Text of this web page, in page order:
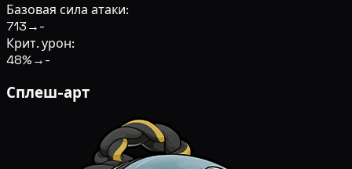
Базовая сила атаки:
713→-
Крит. урон:
48%→-
Сплеш-арт